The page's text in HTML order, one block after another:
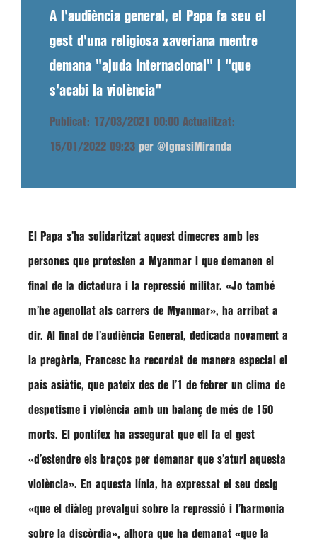
A l'audiència general, el Papa fa seu el
gest d'una religiosa xaveriana mentre
demana "ajuda internacional" i "que
s'acabi la violència"
Publicat: 17/03/2021 00:00 Actualitzat:
15/01/2022 09:23 per @IgnasiMiranda
El Papa s’ha solidaritzat aquest dimecres amb les
persones que protesten a Myanmar i que demanen el
final de la dictadura i la repressió militar. «Jo també
m’he agenollat als carrers de Myanmar», ha arribat a
dir. Al final de l’audiència General, dedicada novament a
la pregària, Francesc ha recordat de manera especial el
país asiàtic, que pateix des de l’1 de febrer un clima de
despotisme i violència amb un balanç de més de 150
morts. El pontífex ha assegurat que ell fa el gest
«d’estendre els braços per demanar que s’aturi aquesta
violència». En aquesta línia, ha expressat el seu desig
«que el diàleg prevalgui sobre la repressió i l’harmonia
sobre la discòrdia», alhora que ha demanat «que la